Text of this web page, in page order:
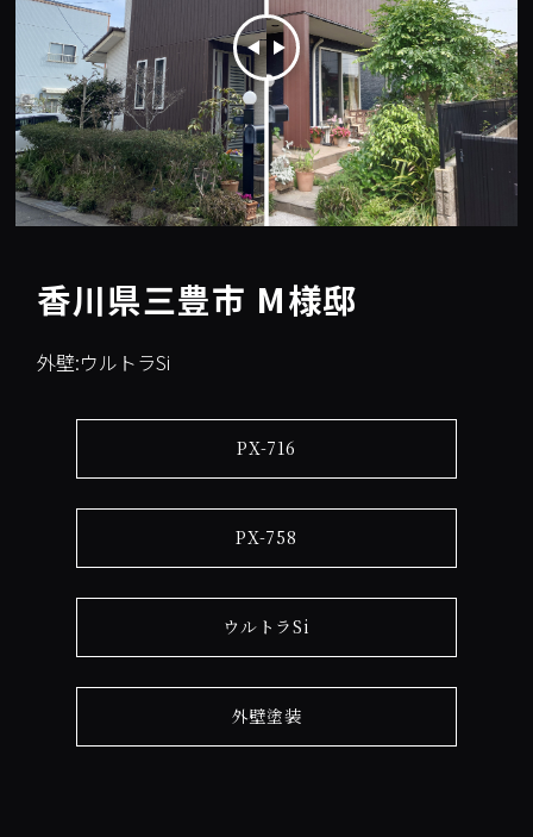
香川県三豊市 M様邸
外壁:ウルトラSi
PX-716
PX-758
ウルトラSi
外壁塗装